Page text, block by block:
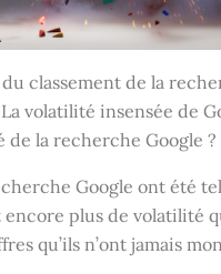
classement de la
volatilité insensée de
la recherche Google ?
Google ont été
plus de volatilité
qu’ils n’ont jamais